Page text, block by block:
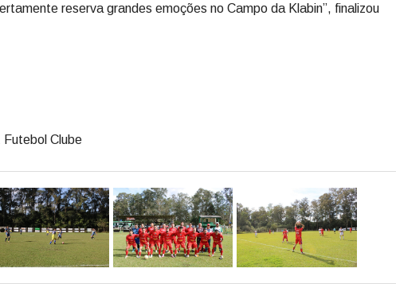
reserva grandes emoções no Campo da Klabin”, finalizou
Futebol Clube